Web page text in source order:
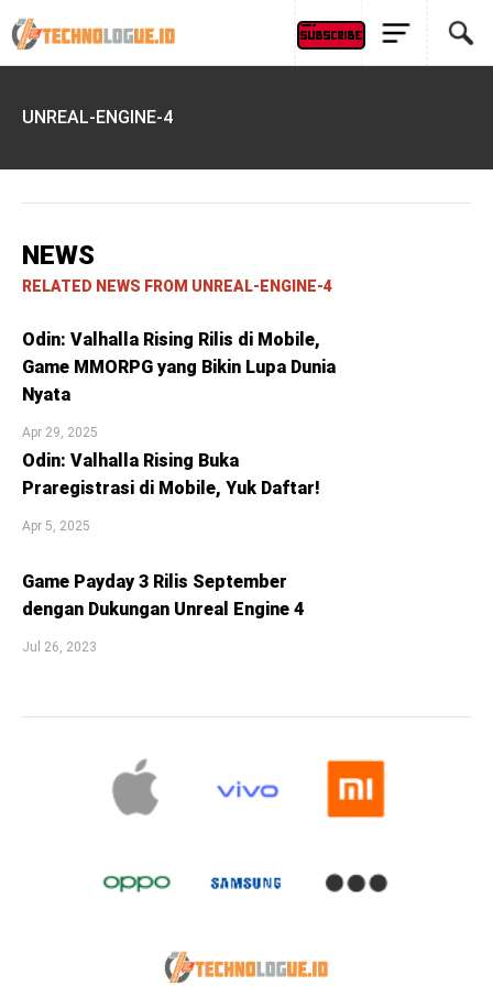
UNREAL-ENGINE-4
NEWS
RELATED NEWS FROM UNREAL-ENGINE-4
Odin: Valhalla Rising Rilis di Mobile,
Game MMORPG yang Bikin Lupa Dunia
Nyata
Apr 29, 2025
Odin: Valhalla Rising Buka
Praregistrasi di Mobile, Yuk Daftar!
Apr 5, 2025
Game Payday 3 Rilis September
dengan Dukungan Unreal Engine 4
Jul 26, 2023